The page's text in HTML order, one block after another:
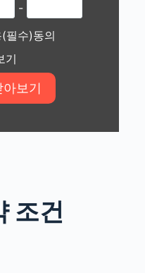
-
필수)동의
기
조건